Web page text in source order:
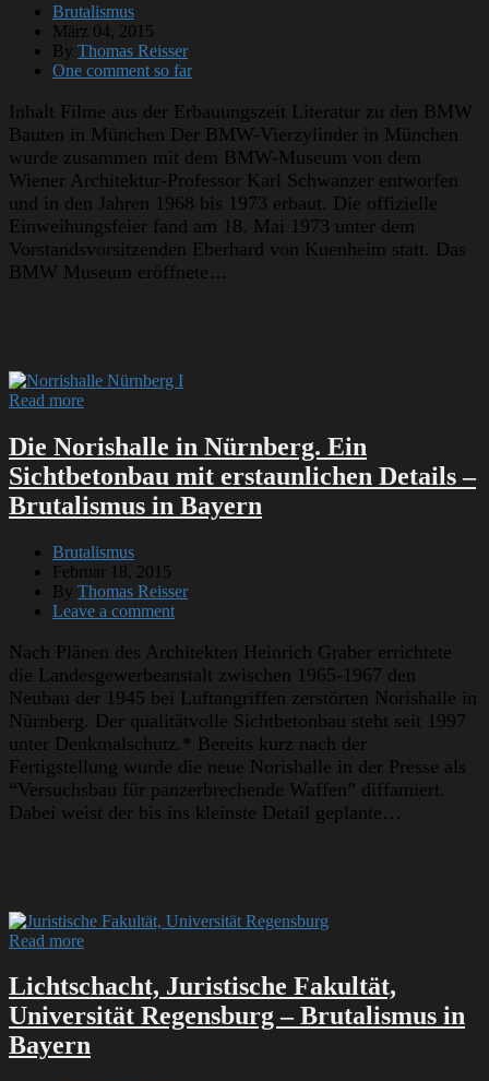
Brutalismus
März 04, 2015
By Thomas Reisser
One comment so far
Inhalt Filme aus der Erbauungszeit Literatur zu den BMW
Bauten in München Der BMW-Vierzylinder in München
wurde zusammen mit dem BMW-Museum von dem
Wiener Architektur-Professor Karl Schwanzer entworfen
und in den Jahren 1968 bis 1973 erbaut. Die offizielle
Einweihungsfeier fand am 18. Mai 1973 unter dem
Vorstandsvorsitzenden Eberhard von Kuenheim statt. Das
BMW Museum eröffnete…
Read more
Die Norishalle in Nürnberg. Ein
Sichtbetonbau mit erstaunlichen Details –
Brutalismus in Bayern
Brutalismus
Februar 18, 2015
By Thomas Reisser
Leave a comment
Nach Plänen des Architekten Heinrich Graber errichtete
die Landesgewerbeanstalt zwischen 1965-1967 den
Neubau der 1945 bei Luftangriffen zerstörten Norishalle in
Nürnberg. Der qualitätvolle Sichtbetonbau steht seit 1997
unter Denkmalschutz.* Bereits kurz nach der
Fertigstellung wurde die neue Norishalle in der Presse als
“Versuchsbau für panzerbrechende Waffen” diffamiert.
Dabei weist der bis ins kleinste Detail geplante…
Read more
Lichtschacht, Juristische Fakultät,
Universität Regensburg – Brutalismus in
Bayern